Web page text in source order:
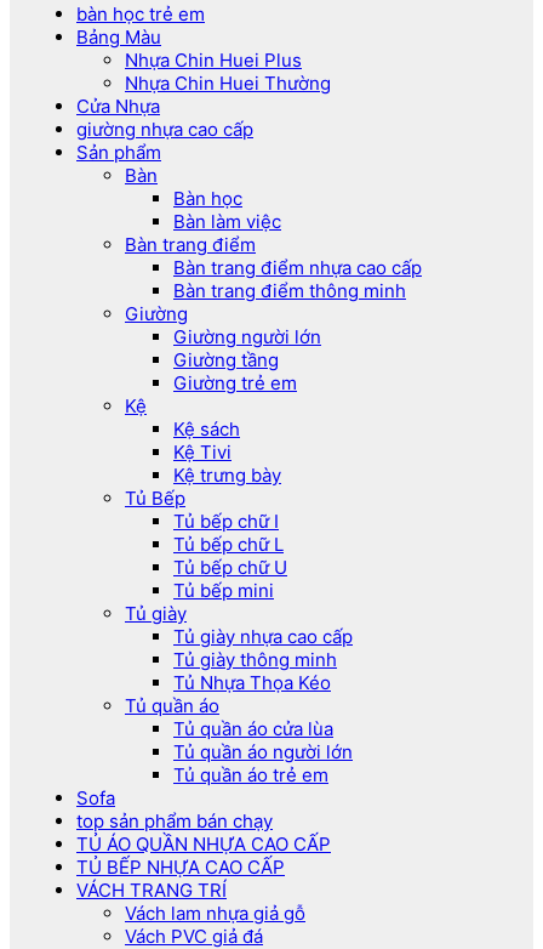
bàn học trẻ em
Bảng Màu
Nhựa Chin Huei Plus
Nhựa Chin Huei Thường
Cửa Nhựa
giường nhựa cao cấp
Sản phẩm
Bàn
Bàn học
Bàn làm việc
Bàn trang điểm
Bàn trang điểm nhựa cao cấp
Bàn trang điểm thông minh
Giường
Giường người lớn
Giường tầng
Giường trẻ em
Kệ
Kệ sách
Kệ Tivi
Kệ trưng bày
Tủ Bếp
Tủ bếp chữ I
Tủ bếp chữ L
Tủ bếp chữ U
Tủ bếp mini
Tủ giày
Tủ giày nhựa cao cấp
Tủ giày thông minh
Tủ Nhựa Thọa Kéo
Tủ quần áo
Tủ quần áo cửa lùa
Tủ quần áo người lớn
Tủ quần áo trẻ em
Sofa
top sản phẩm bán chạy
TỦ ÁO QUẦN NHỰA CAO CẤP
TỦ BẾP NHỰA CAO CẤP
VÁCH TRANG TRÍ
Vách lam nhựa giả gỗ
Vách PVC giả đá